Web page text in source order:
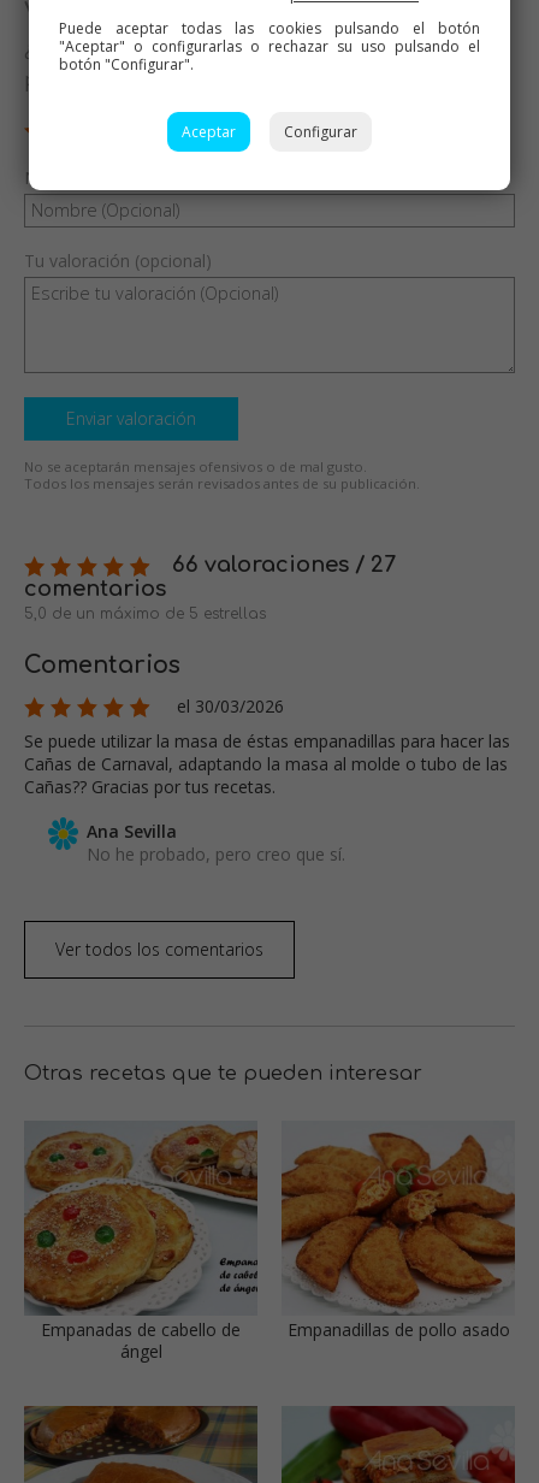
Valora esta receta
¿Te ha gustado esta receta? Valórala y dime qué
piensas
Nombre (opcional)
Tu valoración (opcional)
Enviar valoración
No se aceptarán mensajes ofensivos o de mal gusto.
Todos los mensajes serán revisados antes de su publicación.
66 valoraciones / 27
comentarios
5,0 de un máximo de 5 estrellas
Comentarios
el 30/03/2026
Se puede utilizar la masa de éstas empanadillas para hacer las
Cañas de Carnaval, adaptando la masa al molde o tubo de las
Cañas?? Gracias por tus recetas.
Ana Sevilla
No he probado, pero creo que sí.
Ver todos los comentarios
Otras recetas que te pueden interesar
Empanadas de cabello de
ángel
Empanadillas de pollo asado
Puede aceptar todas las cookies pulsando el botón
"Aceptar" o configurarlas o rechazar su uso pulsando el
botón "Configurar".
Aceptar Configurar